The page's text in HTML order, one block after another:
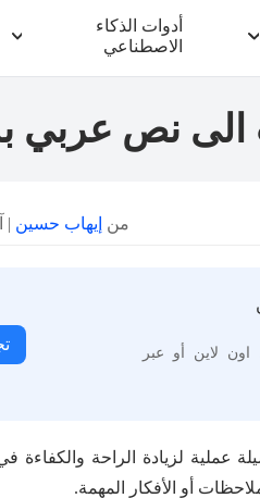
أدوات الذكاء
الاصطناعي
من إيهاب حسين |
لاين أو عبر
لزيادة الراحة والكفاءة في
أو الأفكار المهمة.